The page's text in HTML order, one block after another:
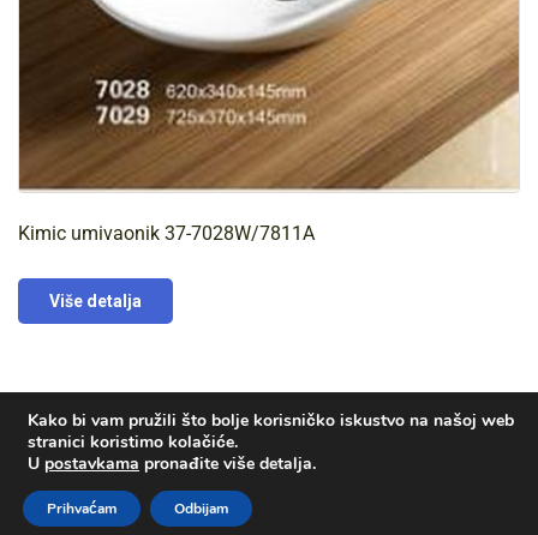
Kimic umivaonik 37-7028W/7811A
Više detalja
Kako bi vam pružili što bolje korisničko iskustvo na našoj web
stranici koristimo kolačiće.
U postavkama pronađite više detalja.
Prihvaćam Odbijam